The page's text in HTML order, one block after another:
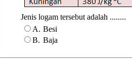
Jenis logam tersebut adalah ........
A. Besi
B. Baja